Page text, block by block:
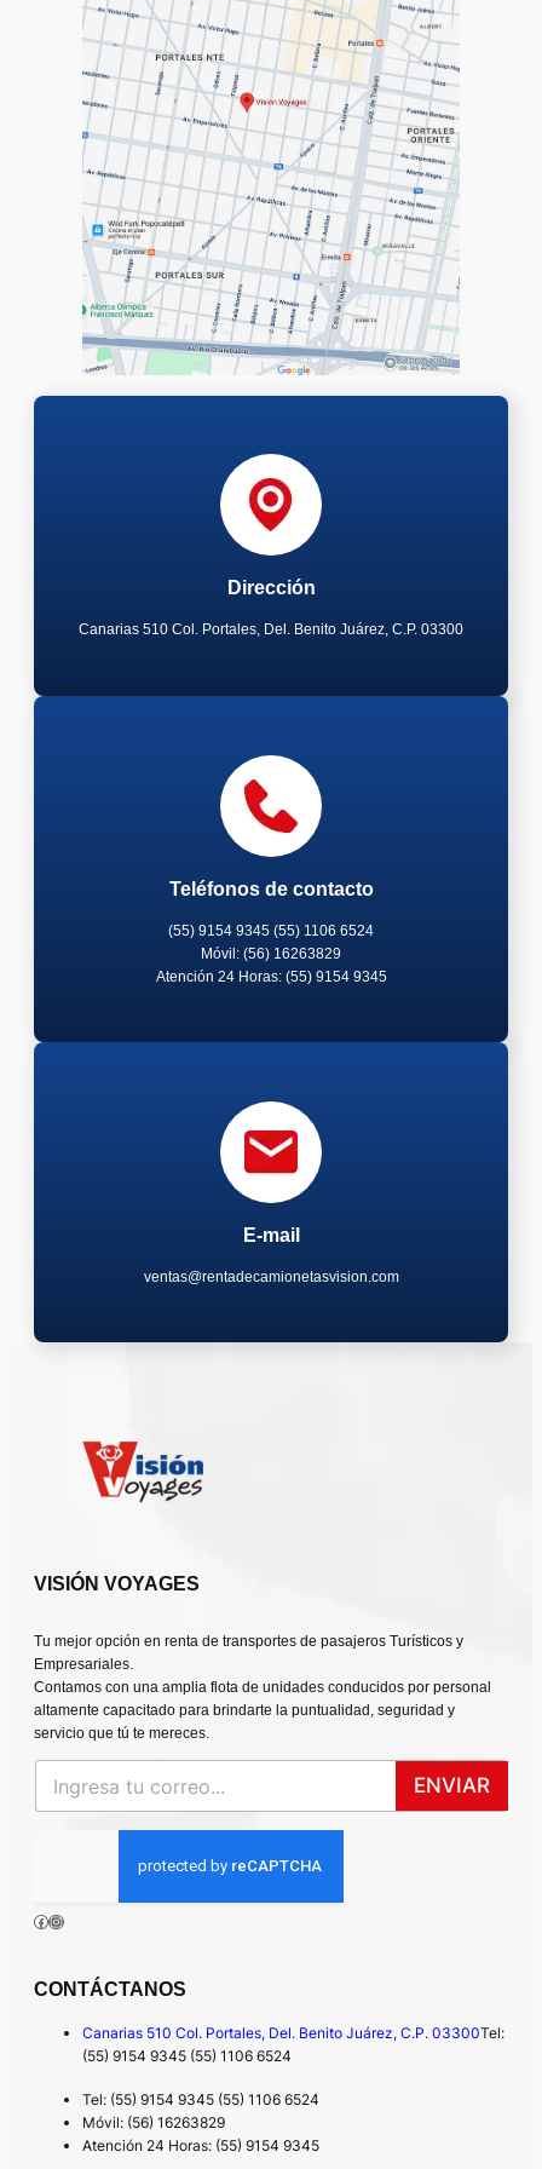
Dirección
Canarias 510 Col. Portales, Del. Benito Juárez, C.P. 03300
Teléfonos de contacto
(55) 9154 9345 (55) 1106 6524
Móvil: (56) 16263829
Atención 24 Horas: (55) 9154 9345
E-mail
ventas@rentadecamionetasvision.com
VISIÓN VOYAGES
Tu mejor opción en renta de transportes de pasajeros Turísticos y
Empresariales.
Contamos con una amplia flota de unidades conducidos por personal
altamente capacitado para brindarte la puntualidad, seguridad y
servicio que tú te mereces.
ENVIAR
SÍGUENOS EN:
Facebook Instagram
CONTÁCTANOS
Canarias 510 Col. Portales, Del. Benito Juárez, C.P. 03300Tel:
(55) 9154 9345 (55) 1106 6524
Tel: (55) 9154 9345 (55) 1106 6524
Móvil: (56) 16263829
Atención 24 Horas: (55) 9154 9345